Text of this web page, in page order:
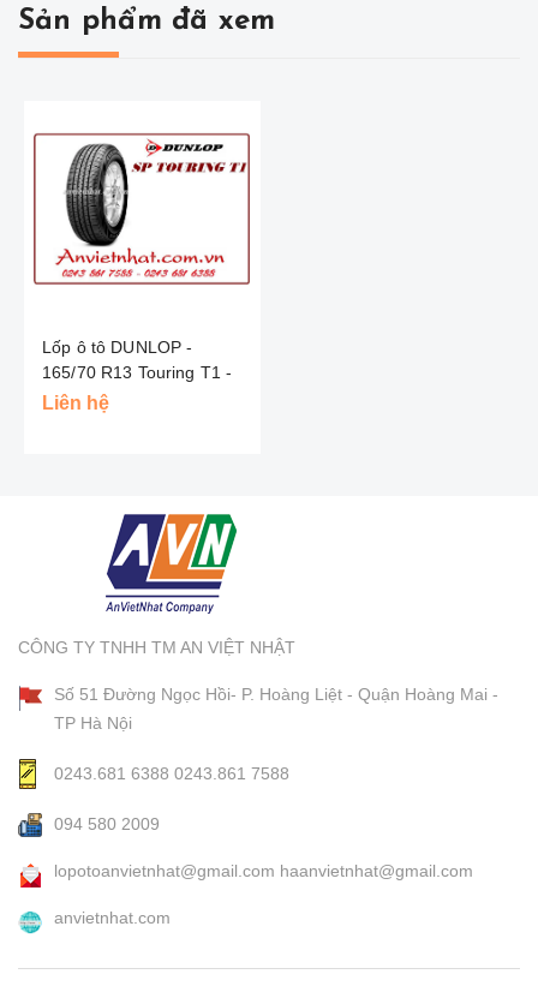
Sản phẩm đã xem
Lốp ô tô DUNLOP -
165/70 R13 Touring T1 -
INDO
Liên hệ
CÔNG TY TNHH TM AN VIỆT NHẬT
Số 51 Đường Ngọc Hồi- P. Hoàng Liệt - Quận Hoàng Mai -
TP Hà Nội
0243.681 6388 0243.861 7588
094 580 2009
lopotoanvietnhat@gmail.com haanvietnhat@gmail.com
anvietnhat.com